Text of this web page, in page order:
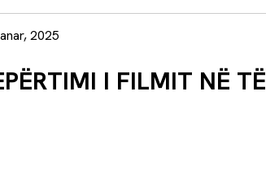
2025
I FILMIT NË